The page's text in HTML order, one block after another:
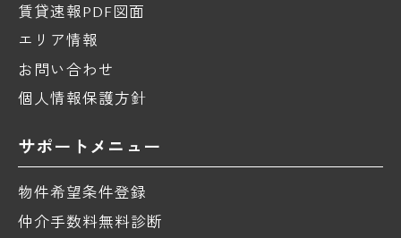
賃貸速報PDF図面
エリア情報
お問い合わせ
個人情報保護方針
サポートメニュー
物件希望条件登録
仲介手数料無料診断